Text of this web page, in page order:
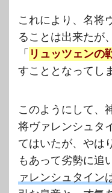
これにより、名将
ることは出来たが
「 リュッツェンの
すこととなってし
このようにして、
将ヴァレンシュタ
てはいたが、やは
もあって劣勢に追
ァレンシュタイン